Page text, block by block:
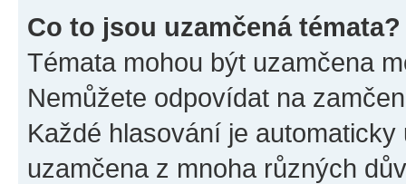
Co to jsou uzamčená témata?
Témata mohou být uzamčena
Nemůžete odpovídat na
Každé hlasování je
uzamčena z mnoha různých